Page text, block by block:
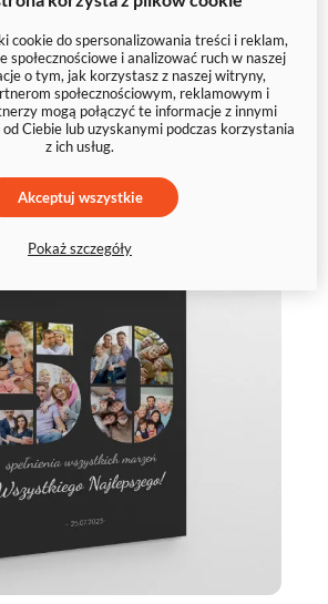
na płótnie 41 zdjęć
na prezent
79 zł
cookie do spersonalizowania treści i reklam,
społecznościowe i analizować ruch w naszej
o tym, jak korzystasz z naszej witryny,
społecznościowym, reklamowym i
mogą połączyć te informacje z innymi
Ciebie lub uzyskanymi podczas korzystania
z ich usług.
Akceptuj wszystkie
Pokaż szczegóły